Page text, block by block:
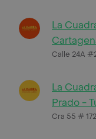
La
Calle 24A
La
Prado -
Cra 55 #